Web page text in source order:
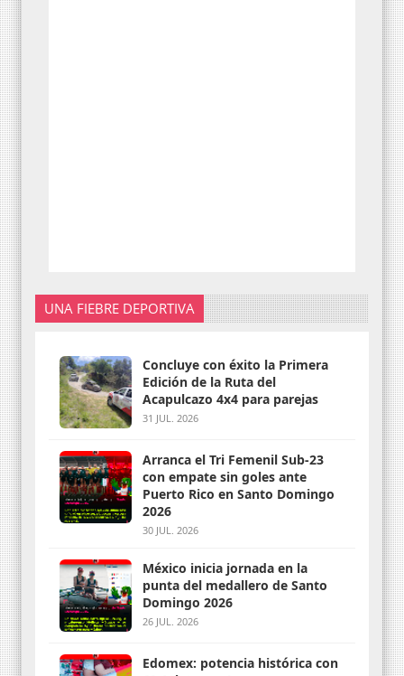
UNA FIEBRE DEPORTIVA
Concluye con éxito la Primera
Edición de la Ruta del
Acapulcazo 4x4 para parejas
31 JUL. 2026
Arranca el Tri Femenil Sub-23
con empate sin goles ante
Puerto Rico en Santo Domingo
2026
30 JUL. 2026
México inicia jornada en la
punta del medallero de Santo
Domingo 2026
26 JUL. 2026
Edomex: potencia histórica con